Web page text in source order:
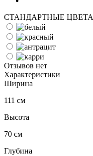
СТАНДАРТНЫЕ ЦВЕТА
Отзывов нет
Характеристики
Ширина
111 см
Высота
70 см
Глубина